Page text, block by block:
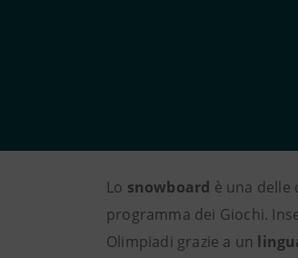
Lo snowboard è una delle
programma dei Giochi.
Olimpiadi grazie a un